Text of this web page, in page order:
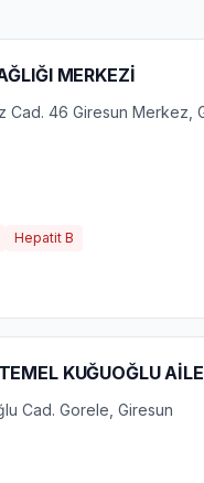
MERKEZİ
Cad. 46 Giresun Merkez,
Hepatit B
KUĞUOĞLU
Cad. Gorele, Giresun